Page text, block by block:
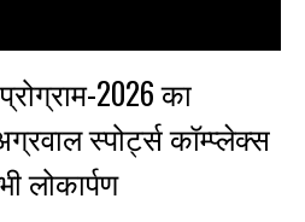
2026 का
स्पोर्ट्स कॉम्प्लेक्स
लोकार्पण